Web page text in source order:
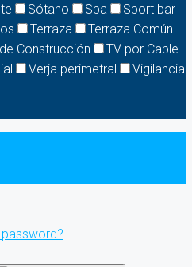
Sótano Spa
Sport bar
Terraza
Terraza Común
Construcción
TV por Cable
Verja perimetral
Vigilancia